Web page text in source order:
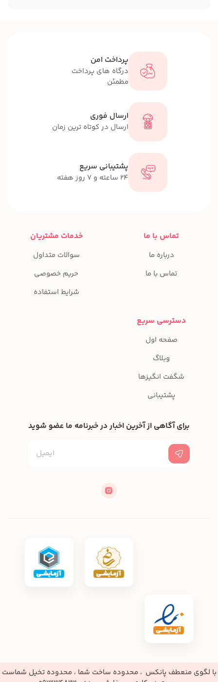
پرداخت امن
درگاه های پرداخت
مطمئن
ارسال فوری
ارسال در کوتاه ترین زمان
پشتیبانی سریع
24 ساعته و 7 روز هفته
تماس با ما
درباره ما
تماس با ما
خدمات مشتریان
سوالات متداول
حریم خصوصی
شرایط استفاده
دسترسی سریع
صفحه اول
وبلاگ
شگفت انگیزها
پشتیبانی
برای آگاهی از آخرین اخبار در خبرنامه ما عضو شوید
با لگوی منعطف پانکس ، محدوده ساخت شما ، محدوده تخیل شماست